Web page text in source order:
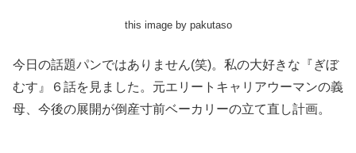
this image by pakutaso
今日の話題パンではありません(笑)。私の大好きな『ぎぼ
むす』６話を見ました。元エリートキャリアウーマンの義
母、今後の展開が倒産寸前ベーカリーの立て直し計画。